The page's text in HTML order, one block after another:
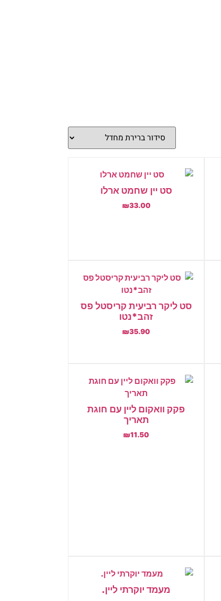
סט יין שחמט ארלו
₪33.00
סט ליקר רביעית קריסטל פס
זהב*נטו
₪35.90
פקק וואקום ליין עם חוגת
תאריך
₪11.50
מעמד יוקרתי ליין.